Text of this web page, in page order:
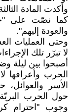
وأكدت المادة
كما نصّت على
والعودة إليهم".
وحتى العمليات
لا تبرّر تلك
أصبحوا بين ليلة
الحرب وأعرافها
حول الحرب
وجوب "احترام